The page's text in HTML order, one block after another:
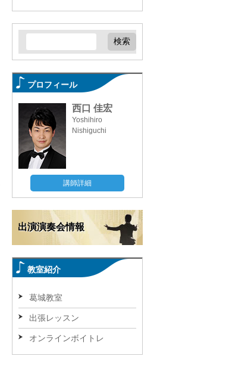
プロフィール
西口 佳宏
Yoshihiro
Nishiguchi
講師詳細
出演演奏会情報
教室紹介
葛城教室
出張レッスン
オンラインボイトレ